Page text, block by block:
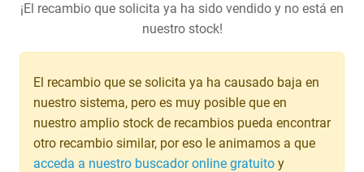
¡El recambio que solicita ya ha sido vendido y no está en
nuestro stock!
El recambio que se solicita ya ha causado baja en
nuestro sistema, pero es muy posible que en
nuestro amplio stock de recambios pueda encontrar
otro recambio similar, por eso le animamos a que
acceda a nuestro buscador online gratuito y